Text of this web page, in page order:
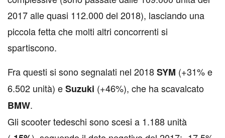
2017 alle quasi 112.000 del 2018), lasciando una
piccola fetta che molti altri concorrenti si
spartiscono.
Fra questi si sono segnalati nel 2018SYM (+31% e
6.502 unità) eSuzuki (+46%), che ha scavalcato
BMW.
Gli scooter tedeschi sono scesi a 1.188 unità